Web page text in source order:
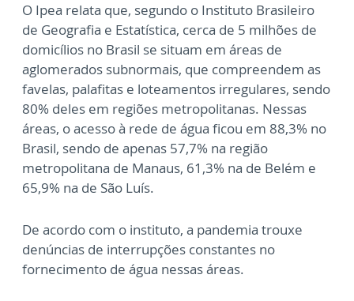
O Ipea relata que, segundo o Instituto Brasileiro
de Geografia e Estatística, cerca de 5 milhões de
domicílios no Brasil se situam em áreas de
aglomerados subnormais, que compreendem as
favelas, palafitas e loteamentos irregulares, sendo
80% deles em regiões metropolitanas. Nessas
áreas, o acesso à rede de água ficou em 88,3% no
Brasil, sendo de apenas 57,7% na região
metropolitana de Manaus, 61,3% na de Belém e
65,9% na de São Luís.
De acordo com o instituto, a pandemia trouxe
denúncias de interrupções constantes no
fornecimento de água nessas áreas.